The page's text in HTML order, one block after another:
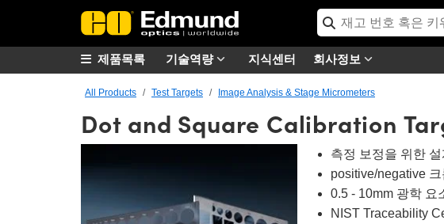
기술역량 지식센터 회사정보
제품목록
All Products Test Targets Image Analysis & Stage Micrometers
Dot and Square Calibration
측정 보정을 위한
positive/negative
0.5 - 10mm 광학 요
NIST Traceability